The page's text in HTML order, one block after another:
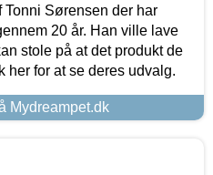
Tonni Sørensen der har
20 år. Han ville lave
stole på at det produkt de
her for at se deres udvalg.
Mydreampet.dk